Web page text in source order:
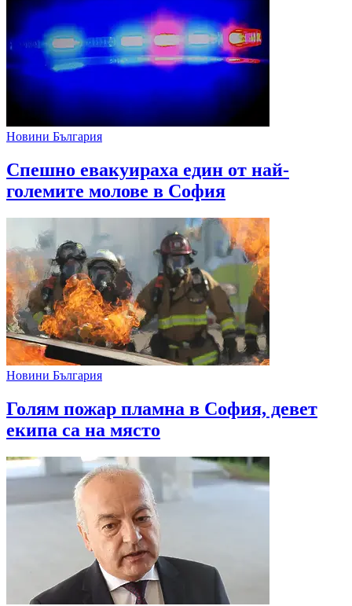
Новини България
Спешно евакуираха един от най-
големите молове в София
Новини България
Голям пожар пламна в София, девет
екипа са на място